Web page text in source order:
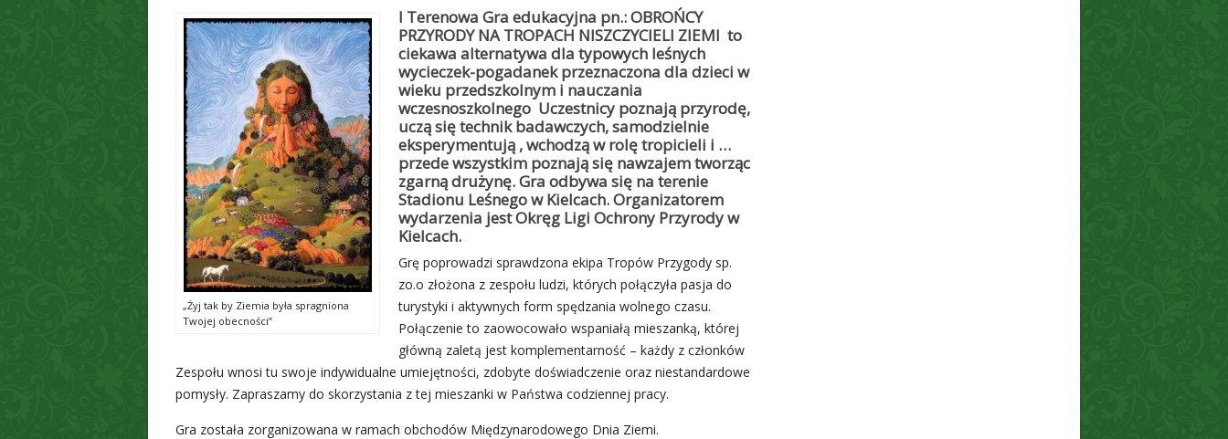
„Żyj tak by Ziemia była spragniona
Twojej obecności”
I Terenowa Gra edukacyjna pn.: OBROŃCY
PRZYRODY NA TROPACH NISZCZYCIELI ZIEMI to
ciekawa alternatywa dla typowych leśnych
wycieczek-pogadanek przeznaczona dla dzieci w
wieku przedszkolnym i nauczania
wczesnoszkolnego Uczestnicy poznają przyrodę,
uczą się technik badawczych, samodzielnie
eksperymentują , wchodzą w rolę tropicieli i …
przede wszystkim poznają się nawzajem tworząc
zgarną drużynę. Gra odbywa się na terenie
Stadionu Leśnego w Kielcach. Organizatorem
wydarzenia jest Okręg Ligi Ochrony Przyrody w
Kielcach.
Grę poprowadzi sprawdzona ekipa Tropów Przygody sp.
zo.o złożona z zespołu ludzi, których połączyła pasja do
turystyki i aktywnych form spędzania wolnego czasu.
Połączenie to zaowocowało wspaniałą mieszanką, której
główną zaletą jest komplementarność – każdy z członków
Zespołu wnosi tu swoje indywidualne umiejętności, zdobyte doświadczenie oraz niestandardowe
pomysły. Zapraszamy do skorzystania z tej mieszanki w Państwa codziennej pracy.
Gra została zorganizowana w ramach obchodów Międzynarodowego Dnia Ziemi.